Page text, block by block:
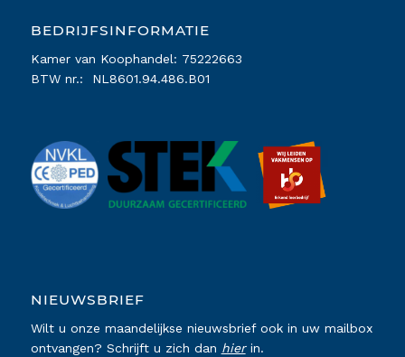
BEDRIJFSINFORMATIE
Kamer van Koophandel: 75222663
BTW nr.: NL8601.94.486.B01
NIEUWSBRIEF
Wilt u onze maandelijkse nieuwsbrief ook in uw mailbox
ontvangen? Schrijft u zich dan hierin.